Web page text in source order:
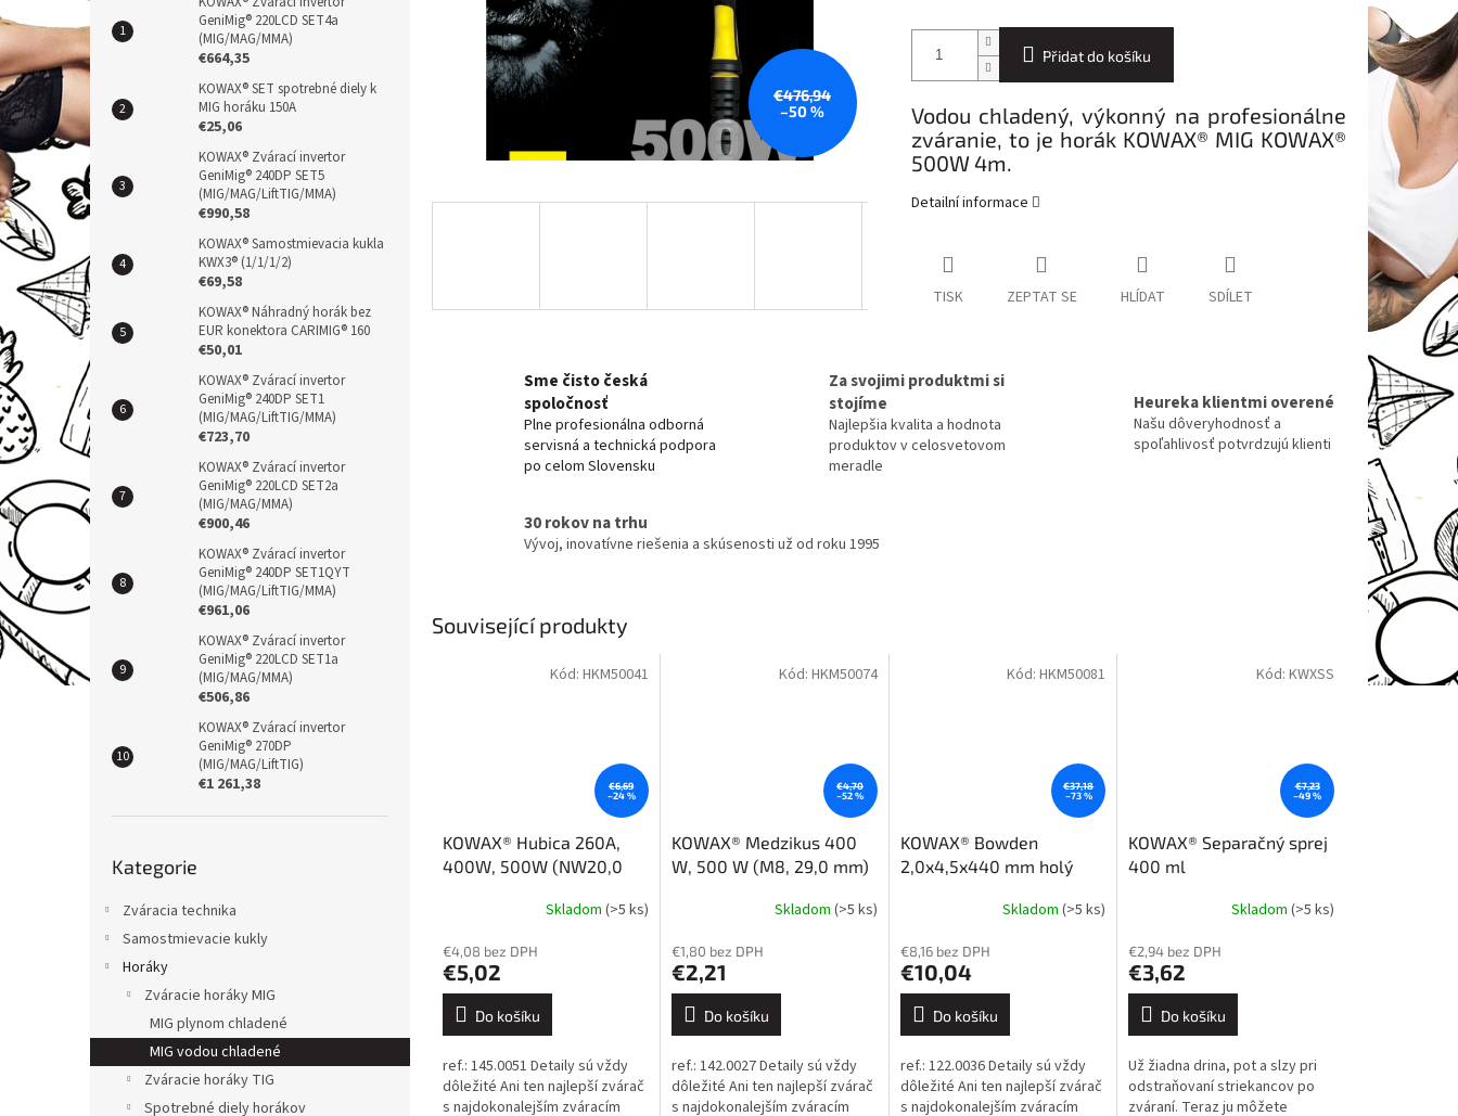
n
e
l
GeniMig® 220LCD SET4a
(MIG/MAG/MMA)
€664,35
KOWAX® SET spotrebné diely k
MIG horáku 150A
€25,06
KOWAX® Zvárací invertor
GeniMig® 240DP SET5
(MIG/MAG/LiftTIG/MMA)
€990,58
KOWAX® Samostmievacia kukla
KWX3® (1/1/1/2)
€69,58
KOWAX® Náhradný horák bez
EUR konektora CARIMIG® 160
€50,01
KOWAX® Zvárací invertor
GeniMig® 240DP SET1
(MIG/MAG/LiftTIG/MMA)
€723,70
KOWAX® Zvárací invertor
GeniMig® 220LCD SET2a
(MIG/MAG/MMA)
€900,46
KOWAX® Zvárací invertor
GeniMig® 240DP SET1QYT
(MIG/MAG/LiftTIG/MMA)
€961,06
KOWAX® Zvárací invertor
GeniMig® 220LCD SET1a
(MIG/MAG/MMA)
€506,86
KOWAX® Zvárací invertor
GeniMig® 270DP
(MIG/MAG/LiftTIG)
€1 261,38
kategorie
Kategorie
Zváracia technika
Samostmievacie kukly
Horáky
Zváracie horáky MIG
MIG plynom chladené
MIG vodou chladené
Zváracie horáky TIG
Spotrebné diely horákov
€476,94
–50 %
Přidat do košíku
Vodou chladený, výkonný na profesionálne
zváranie, to je horák KOWAX® MIG KOWAX®
500W 4m.
Detailní informace
TISK ZEPTAT SE HLÍDAT SDÍLET
Sme čisto česká
spoločnosť
Plne profesionálna odborná
servisná a technická podpora
po celom Slovensku
Za svojimi produktmi si
stojíme
Najlepšia kvalita a hodnota
produktov v celosvetovom
meradle
Heureka klientmi overené
Našu dôveryhodnosť a
spoľahlivosť potvrdzujú klienti
30 rokov na trhu
Vývoj, inovatívne riešenia a skúsenosti už od roku 1995
Související produkty
€6,69
–24 %
KOWAX® Hubica 260A,
400W, 500W (NW20,0
Skladom (>5 ks)
€4,08 bez DPH
€5,02
Do košíku
ref.: 145.0051 Detaily sú vždy
dôležité Ani ten najlepší zvárač
s najdokonalejším zváracím
Kód: HKM50041
€4,70
–52 %
KOWAX® Medzikus 400
W, 500 W (M8, 29,0 mm)
Skladom (>5 ks)
€1,80 bez DPH
€2,21
Do košíku
ref.: 142.0027 Detaily sú vždy
dôležité Ani ten najlepší zvárač
s najdokonalejším zváracím
Kód: HKM50074
€37,18
–73 %
KOWAX® Bowden
2,0x4,5x440 mm holý
Skladom(>5 ks)
€8,16 bez DPH
€10,04
Do košíku
ref.: 122.0036 Detaily sú vždy
dôležité Ani ten najlepší zvárač
s najdokonalejším zváracím
Kód:HKM50081
€7,23
–49 %
KOWAX® Separačný sprej
400 ml
Skladom (>5 ks)
€2,94 bez DPH
€3,62
Do košíku
Už žiadna drina, pot a slzy pri
odstraňovaní striekancov po
zváraní. Teraz ju môžete
Kód: KWXSS